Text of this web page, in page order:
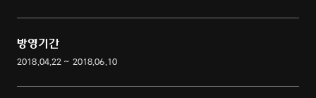
방영기간
2018.04.22 ~ 2018.06.10